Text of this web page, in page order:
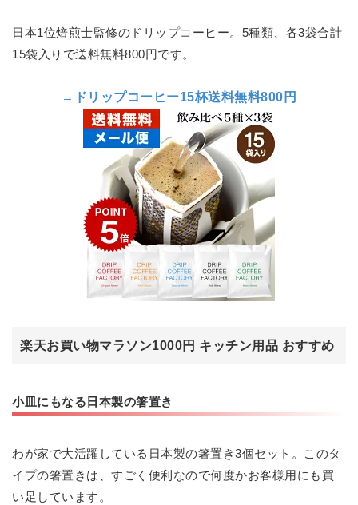
日本1位焙煎士監修のドリップコーヒー。5種類、各3袋合計
15袋入りで送料無料800円です。
→ ドリップコーヒー15杯送料無料800円
楽天お買い物マラソン1000円 キッチン用品 おすすめ
小皿にもなる日本製の箸置き
わが家で大活躍している日本製の箸置き3個セット。このタ
イプの箸置きは、すごく便利なので何度かお客様用にも買
い足しています。